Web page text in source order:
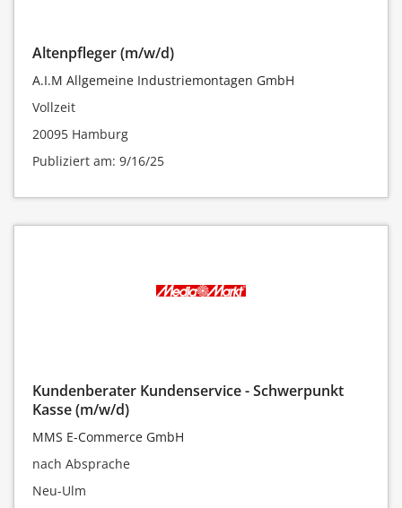
Altenpfleger (m/w/d)
A.I.M Allgemeine Industriemontagen GmbH
Vollzeit
20095 Hamburg
Publiziert am: 9/16/25
Kundenberater Kundenservice - Schwerpunkt
Kasse (m/w/d)
MMS E-Commerce GmbH
nach Absprache
Neu-Ulm